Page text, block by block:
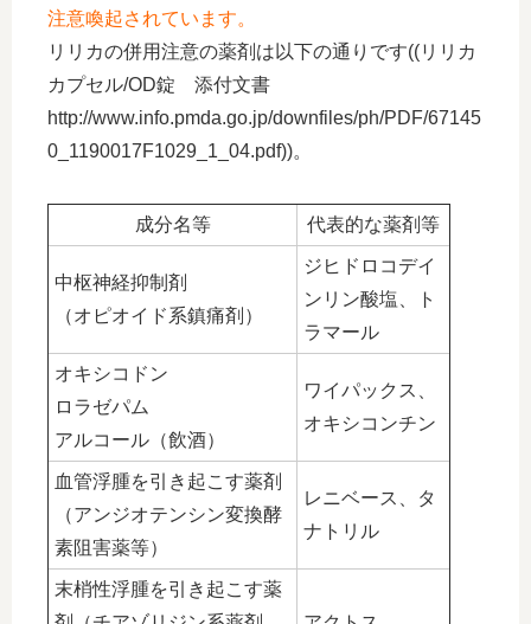
注意喚起されています。
リリカの併用注意の薬剤は以下の通りです((リリカ
カプセル/OD錠 添付文書
http://www.info.pmda.go.jp/downfiles/ph/PDF/67145
0_1190017F1029_1_04.pdf))。
成分名等 代表的な薬剤等
中枢神経抑制剤
（オピオイド系鎮痛剤）
ジヒドロコデイ
ンリン酸塩、ト
ラマール
オキシコドン
ロラゼパム
アルコール（飲酒）
ワイパックス、
オキシコンチン
血管浮腫を引き起こす薬剤
（アンジオテンシン変換酵
素阻害薬等）
レニベース、タ
ナトリル
末梢性浮腫を引き起こす薬